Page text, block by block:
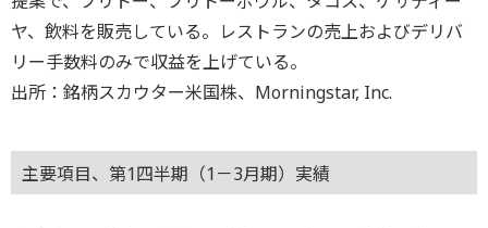
ヤ、飲料を販売している。レストランの売上およびデリバ
リー手数料のみで収益を上げている。
出所：銘柄スカウター米国株、Morningstar, Inc.
主要項目、第1四半期（1－3月期）実績